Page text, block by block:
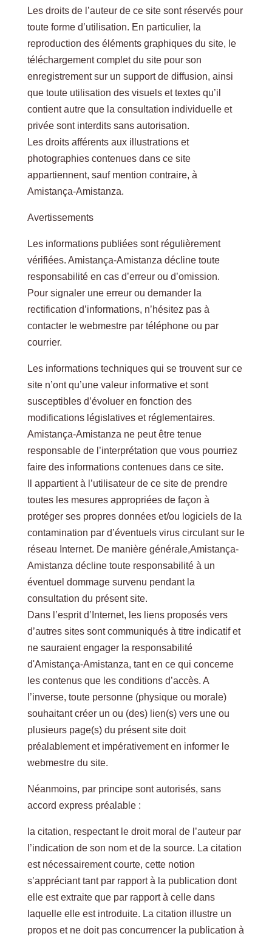
Les droits de l’auteur de ce site sont réservés pour
toute forme d’utilisation. En particulier, la
reproduction des éléments graphiques du site, le
téléchargement complet du site pour son
enregistrement sur un support de diffusion, ainsi
que toute utilisation des visuels et textes qu’il
contient autre que la consultation individuelle et
privée sont interdits sans autorisation.
Les droits afférents aux illustrations et
photographies contenues dans ce site
appartiennent, sauf mention contraire, à
Amistança-Amistanza.
Avertissements
Les informations publiées sont régulièrement
vérifiées. Amistança-Amistanza décline toute
responsabilité en cas d’erreur ou d’omission.
Pour signaler une erreur ou demander la
rectification d’informations, n’hésitez pas à
contacter le webmestre par téléphone ou par
courrier.
Les informations techniques qui se trouvent sur ce
site n’ont qu’une valeur informative et sont
susceptibles d’évoluer en fonction des
modifications législatives et réglementaires.
Amistança-Amistanza ne peut être tenue
responsable de l’interprétation que vous pourriez
faire des informations contenues dans ce site.
Il appartient à l’utilisateur de ce site de prendre
toutes les mesures appropriées de façon à
protéger ses propres données et/ou logiciels de la
contamination par d’éventuels virus circulant sur le
réseau Internet. De manière générale,Amistança-
Amistanza décline toute responsabilité à un
éventuel dommage survenu pendant la
consultation du présent site.
Dans l’esprit d’Internet, les liens proposés vers
d’autres sites sont communiqués à titre indicatif et
ne sauraient engager la responsabilité
d'Amistança-Amistanza, tant en ce qui concerne
les contenus que les conditions d’accès. A
l’inverse, toute personne (physique ou morale)
souhaitant créer un ou (des) lien(s) vers une ou
plusieurs page(s) du présent site doit
préalablement et impérativement en informer le
webmestre du site.
Néanmoins, par principe sont autorisés, sans
accord express préalable :
la citation, respectant le droit moral de l’auteur par
l’indication de son nom et de la source. La citation
est nécessairement courte, cette notion
s’appréciant tant par rapport à la publication dont
elle est extraite que par rapport à celle dans
laquelle elle est introduite. La citation illustre un
propos et ne doit pas concurrencer la publication à